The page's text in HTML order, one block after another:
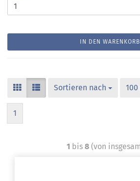
IN DEN WARENKORB
Sortieren nach
1
1 bis 8(von